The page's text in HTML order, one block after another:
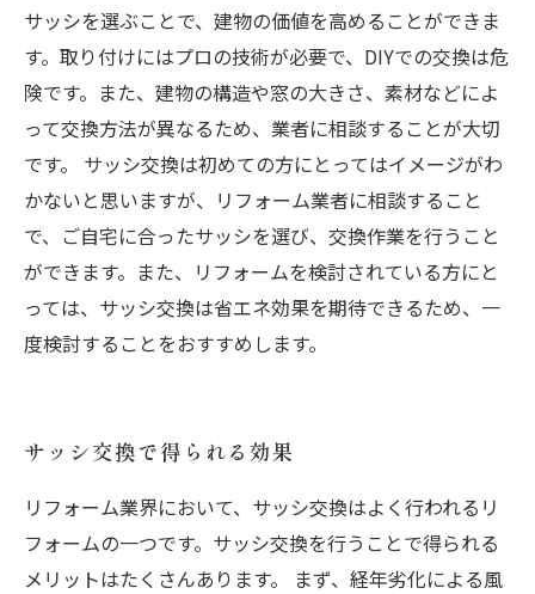
サッシを選ぶことで、建物の価値を高めることができま
す。取り付けにはプロの技術が必要で、DIYでの交換は危
険です。また、建物の構造や窓の大きさ、素材などによ
って交換方法が異なるため、業者に相談することが大切
です。 サッシ交換は初めての方にとってはイメージがわ
かないと思いますが、リフォーム業者に相談すること
で、ご自宅に合ったサッシを選び、交換作業を行うこと
ができます。また、リフォームを検討されている方にと
っては、サッシ交換は省エネ効果を期待できるため、一
度検討することをおすすめします。
サッシ交換で得られる効果
リフォーム業界において、サッシ交換はよく行われるリ
フォームの一つです。サッシ交換を行うことで得られる
メリットはたくさんあります。 まず、経年劣化による風